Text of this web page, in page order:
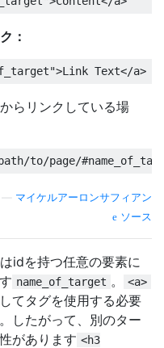
：
>Link Text</a>
らリンクしている場
to/page/
マイケルアーロンサフィアン
ソース
idを持つ任意の要素に
name_of_target 。 <a>
てタグを使用する必要
したがって、別のター
があります <h3